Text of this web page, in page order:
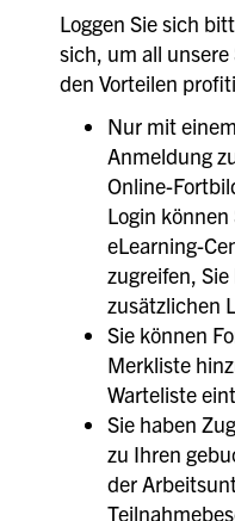
Loggen Sie sich
sich, um all
den Vorteilen
Nur mit
Anmeldung
Online-
Login
eLearning-
zugreifen,
zusätzlichen
Sie können
Merkliste
Warteliste
Sie haben
zu Ihren
der